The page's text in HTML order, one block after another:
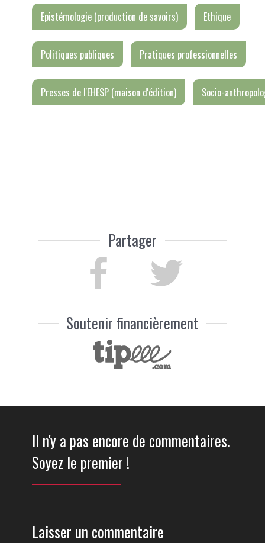
Epistémologie (production de savoirs) Ethique
Politiques publiques Pratiques professionnelles
Presses de l'EHESP (maison d'édition) Socio-
Partager
Soutenir financièrement
Il n'y a pas encore de commentaires.
Soyez le premier !
Laisser un commentaire